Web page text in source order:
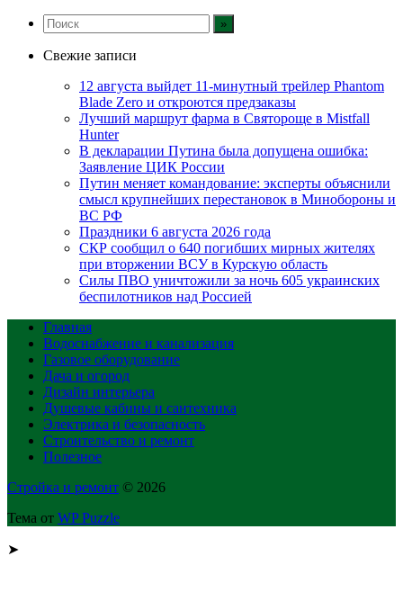
Свежие записи
12 августа выйдет 11-минутный трейлер Phantom
Blade Zero и откроются предзаказы
Лучший маршрут фарма в Святороще в Mistfall
Hunter
В декларации Путина была допущена ошибка:
Заявление ЦИК России
Путин меняет командование: эксперты объяснили
смысл крупнейших перестановок в Минобороны и
ВС РФ
Праздники 6 августа 2026 года
СКР сообщил о 640 погибших мирных жителях
при вторжении ВСУ в Курскую область
Силы ПВО уничтожили за ночь 605 украинских
беспилотников над Россией
Главная
Водоснабжение и канализация
Газовое оборудование
Дача и огород
Дизайн интерьера
Душевые кабины и сантехника
Электрика и безопасность
Строительство и ремонт
Полезное
Стройка и ремонт © 2026
Тема от WP Puzzle
➤